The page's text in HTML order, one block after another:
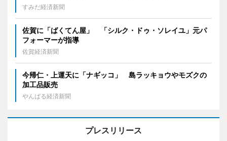
すみだ経済新聞
佐賀に「ばくてん屋」 「シルク・ドゥ・ソレイユ」元パ
フォーマーが指導
佐賀経済新聞
今帰仁・上運天に「ナギッコ」 島ラッキョウやモズクの
加工品販売
やんばる経済新聞
プレスリリース